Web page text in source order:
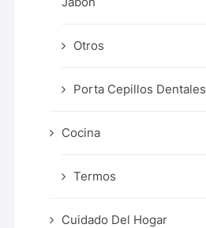
Otros
Porta Cepillos Dentales
Cocina
Termos
Cuidado Del Hogar